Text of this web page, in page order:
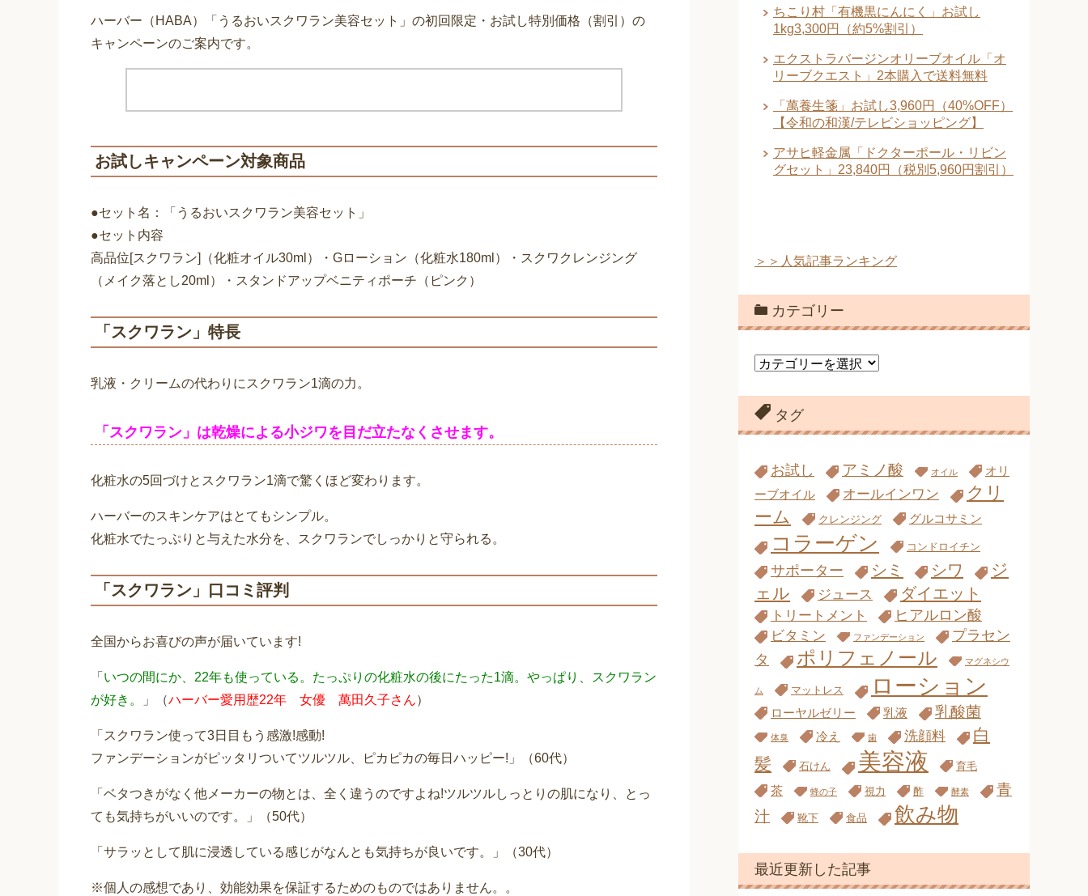
ハーバー（HABA）「うるおいスクワラン美容セット」の初回限定・お試し特別価格（割引）の
キャンペーンのご案内です。
お試しキャンペーン対象商品
●セット名：「うるおいスクワラン美容セット」
●セット内容
高品位[スクワラン]（化粧オイル30ml）・Gローション（化粧水180ml）・スクワクレンジング
（メイク落とし20ml）・スタンドアップベニティポーチ（ピンク）
「スクワラン」特長
乳液・クリームの代わりにスクワラン1滴の力。
「スクワラン」は乾燥による小ジワを目だ立たなくさせます。
化粧水の5回づけとスクワラン1滴で驚くほど変わります。
ハーバーのスキンケアはとてもシンプル。
化粧水でたっぷりと与えた水分を、スクワランでしっかりと守られる。
「スクワラン」口コミ評判
全国からお喜びの声が届いています!
「 いつの間にか、22年も使っている。たっぷりの化粧水の後にたった1滴。やっぱり、スクワラン
が好き。
」（ハーバー愛用歴22年 女優 萬田久子さん）
「スクワラン使って3日目もう感激!感動!
ファンデーションがピッタリついてツルツル、ピカピカの毎日ハッピー!」（60代）
「ベタつきがなく他メーカーの物とは、全く違うのですよね!ツルツルしっとりの肌になり、とっ
ても気持ちがいいのです。」（50代）
「サラッとして肌に浸透している感じがなんとも気持ちが良いです。」（30代）
※個人の感想であり、効能効果を保証するためのものではありません。。
ちこり村「有機黒にんにく」お試し
1kg3,300円（約5%割引）
エクストラバージンオリーブオイル「オ
リーブクエスト」2本購入で送料無料
「萬養生箋」お試し3,960円（40%OFF）
【令和の和漢/テレビショッピング】
アサヒ軽金属「ドクターポール・リビン
グセット」23,840円（税別5,960円割引）
＞＞人気記事ランキング
カテゴリー
カ
ゴ
リ
ー
タグ
お試し アミノ酸 オイル
オリ
ーブオイル
オールインワン
クリ
ーム
クレンジング グルコサミン
コラーゲン コンドロイチン
サポーター シミ シワ
ジ
ェル
ジュース ダイエット
トリートメント ヒアルロン酸
ビタミン ファンデーション
プラセン
タ
ポリフェノール マグネシウ
ム マットレス ローション
ローヤルゼリー 乳液 乳酸菌
体臭 冷え 歯 洗顔料
白
髪
石けん 美容液 育毛
茶 蜂の子 視力 酢 酵素
青
汁
靴下 食品 飲み物
最近更新した記事